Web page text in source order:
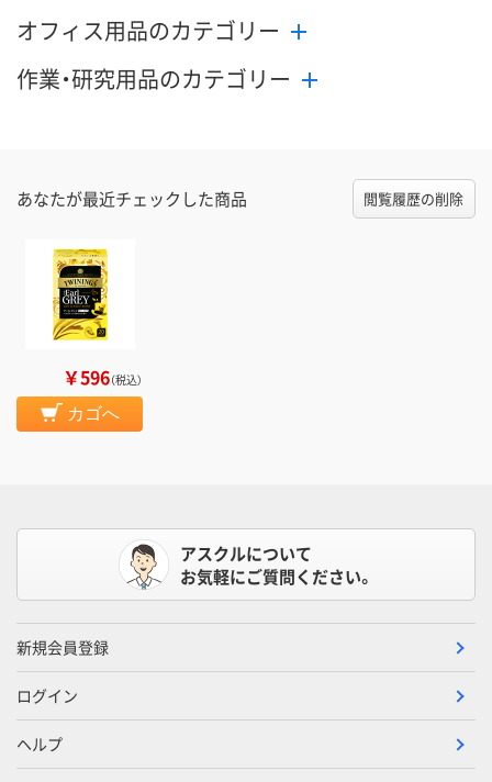
オフィス用品のカテゴリー
作業・研究用品のカテゴリー
あなたが最近チェックした商品 閲覧履歴の削除
￥596（税込）
カゴへ
アスクルについて
お気軽にご質問ください。
新規会員登録
ログイン
ヘルプ